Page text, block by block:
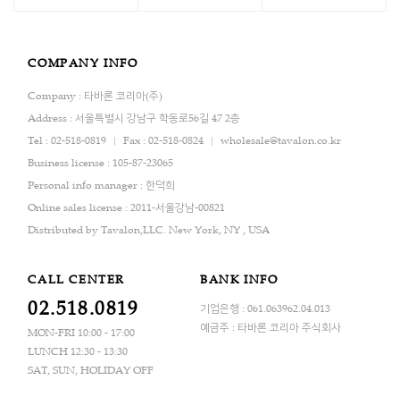
COMPANY INFO
Company : 타바론 코리아(주)
Address : 서울특별시 강남구 학동로56길 47 2층
Tel : 02-518-0819
Fax : 02-518-0824
wholesale@tavalon.co.kr
Business license : 105-87-23065
Personal info manager : 한덕희
Online sales license : 2011-서울강남-00821
Distributed by Tavalon,LLC. New York, NY , USA
CALL CENTER
02.518.0819
MON-FRI 10:00 - 17:00
LUNCH 12:30 - 13:30
SAT, SUN, HOLIDAY OFF
BANK INFO
기업은행 : 061.063962.04.013
예금주 : 타바론 코리아 주식회사